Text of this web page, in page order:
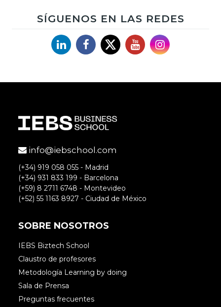
Saludos desde Córdoba,
De nada Paz, desde luego que es una
mediciones en Twitter.
Muchas gracias por el comentario! 🙂
Luis Marketing Web Consulting
Muchas gracias Paula Canal por compartir
información tan clara y útil.
SÍGUENOS EN LAS REDES
LinkedinFacebook
X YouTubeInstagram
info@iebschool.com
(+34) 919 058 055 - Madrid
(+34) 931 833 199 - Barcelona
(+59) 8 2711 6748 - Montevideo
(+52) 55 1163 8927 - Ciudad de México
SOBRE NOSOTROS
IEBS Biztech School
Claustro de profesores
Metodología Learning by doing
Sala de Prensa
Preguntas frecuentes